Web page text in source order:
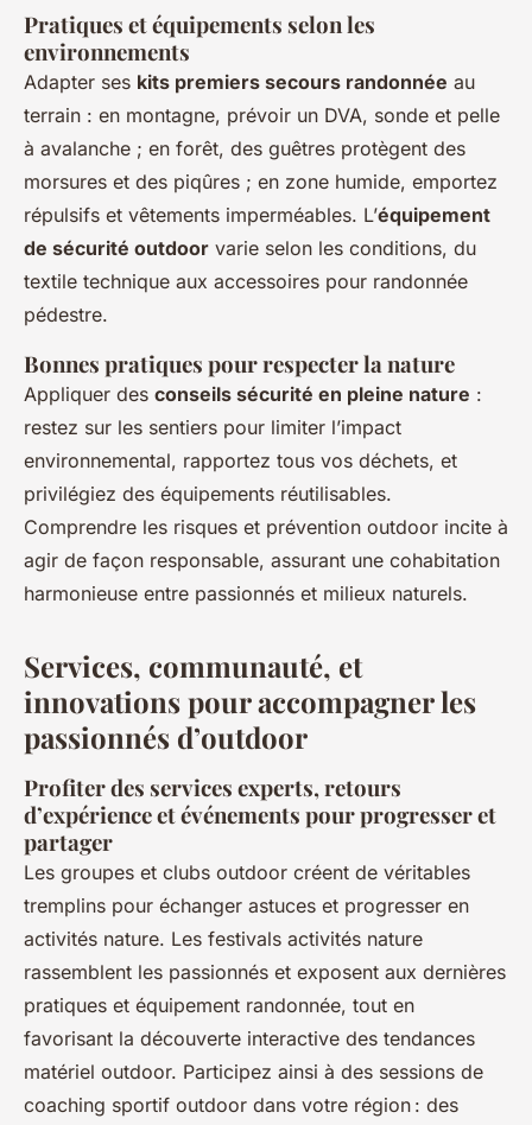
Pratiques et équipements selon les
environnements
Adapter ses kits premiers secours randonnée au
terrain : en montagne, prévoir un DVA, sonde et pelle
à avalanche ; en forêt, des guêtres protègent des
morsures et des piqûres ; en zone humide, emportez
répulsifs et vêtements imperméables. L’équipement
de sécurité outdoor varie selon les conditions, du
textile technique aux accessoires pour randonnée
pédestre.
Bonnes pratiques pour respecter la nature
Appliquer des conseils sécurité en pleine nature :
restez sur les sentiers pour limiter l’impact
environnemental, rapportez tous vos déchets, et
privilégiez des équipements réutilisables.
Comprendre les risques et prévention outdoor incite à
agir de façon responsable, assurant une cohabitation
harmonieuse entre passionnés et milieux naturels.
Services, communauté, et
innovations pour accompagner les
passionnés d’outdoor
Profiter des services experts, retours
d’expérience et événements pour progresser et
partager
Les groupes et clubs outdoor créent de véritables
tremplins pour échanger astuces et progresser en
activités nature. Les festivals activités nature
rassemblent les passionnés et exposent aux dernières
pratiques et équipement randonnée, tout en
favorisant la découverte interactive des tendances
matériel outdoor. Participez ainsi à des sessions de
coaching sportif outdoor dans votre région : des